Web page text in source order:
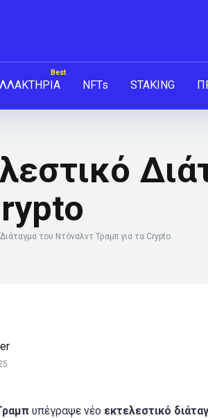
NFTs STAKING
του Ντόναλντ Τραμπ για τα Crypto
υπέγραψε νέο εκτελεστικό